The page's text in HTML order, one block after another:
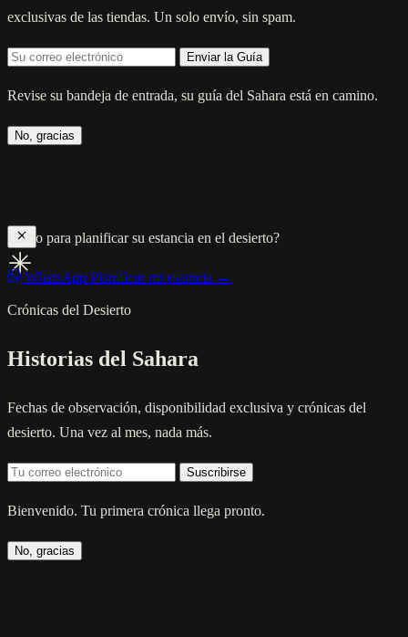
exclusivas de las tiendas. Un solo envío, sin spam.
Enviar la Guía
Revise su bandeja de entrada, su guía del Sahara está en camino.
No, gracias
¿Listo para planificar su estancia en el desierto?
WhatsApp Planificar mi estancia →
Crónicas del Desierto
Historias del Sahara
Fechas de observación, disponibilidad exclusiva y crónicas del
desierto. Una vez al mes, nada más.
Suscribirse
Bienvenido. Tu primera crónica llega pronto.
No, gracias